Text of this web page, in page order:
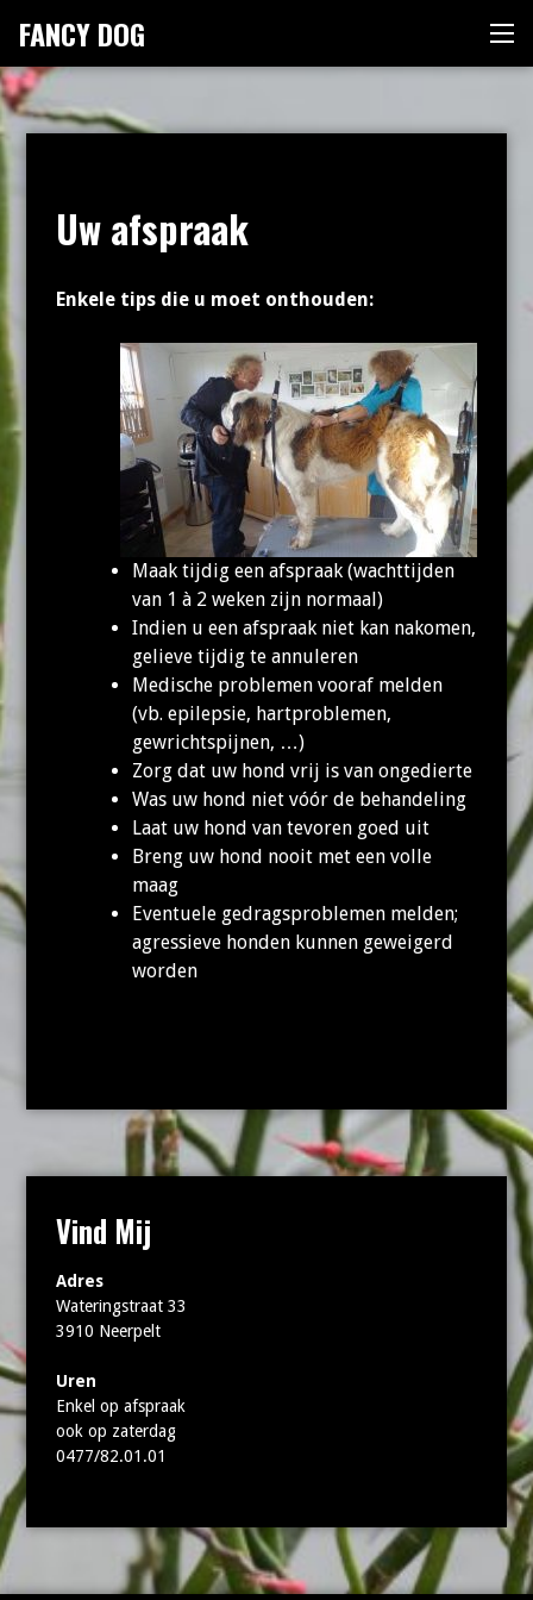
content
FANCY DOG
Uw afspraak
Enkele tips die u moet onthouden:
Maak tijdig een afspraak (wachttijden
van 1 à 2 weken zijn normaal)
Indien u een afspraak niet kan nakomen,
gelieve tijdig te annuleren
Medische problemen vooraf melden
(vb. epilepsie, hartproblemen,
gewrichtspijnen, …)
Zorg dat uw hond vrij is van ongedierte
Was uw hond niet vóór de behandeling
Laat uw hond van tevoren goed uit
Breng uw hond nooit met een volle
maag
Eventuele gedragsproblemen melden;
agressieve honden kunnen geweigerd
worden
Vind Mij
Adres
Wateringstraat 33
3910 Neerpelt
Uren
Enkel op afspraak
ook op zaterdag
0477/82.01.01